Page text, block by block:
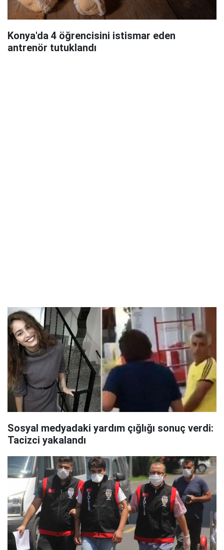
Konya'da 4 öğrencisini istismar eden
antrenör tutuklandı
Sosyal medyadaki yardım çığlığı sonuç verdi:
Tacizci yakalandı